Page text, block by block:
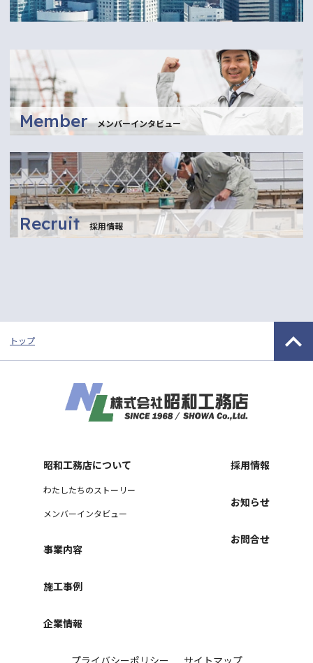
Member メンバーインタビュー
Recruit 採用情報
トップ
昭和工務店について
わたしたちのストーリー
メンバーインタビュー
事業内容
施工事例
企業情報
採用情報
お知らせ
お問合せ
プライバシーポリシー サイトマップ